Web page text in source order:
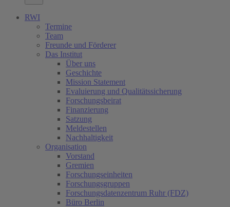
RWI
Termine
Team
Freunde und Förderer
Das Institut
Über uns
Geschichte
Mission Statement
Evaluierung und Qualitätssicherung
Forschungsbeirat
Finanzierung
Satzung
Meldestellen
Nachhaltigkeit
Organisation
Vorstand
Gremien
Forschungseinheiten
Forschungsgruppen
Forschungsdatenzentrum Ruhr (FDZ)
Büro Berlin